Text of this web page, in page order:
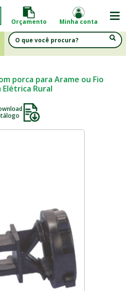
Orçamento Minha conta
porca para Arame ou Fio
Rural